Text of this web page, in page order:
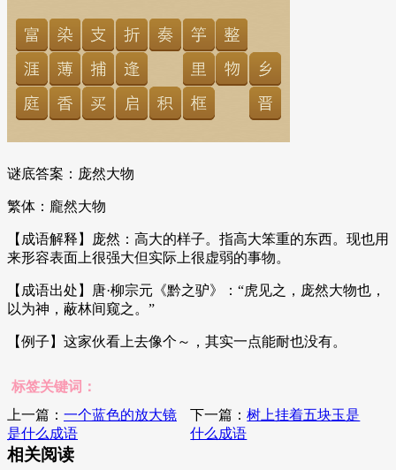
谜底答案：庞然大物
繁体：龐然大物
【成语解释】庞然：高大的样子。指高大笨重的东西。现也用
来形容表面上很强大但实际上很虚弱的事物。
【成语出处】唐·柳宗元《黔之驴》：“虎见之，庞然大物也，
以为神，蔽林间窥之。”
【例子】这家伙看上去像个～，其实一点能耐也没有。
标签关键词：
上一篇： 一个蓝色的放大镜
是什么成语
下一篇：树上挂着五块玉是
什么成语
相关阅读